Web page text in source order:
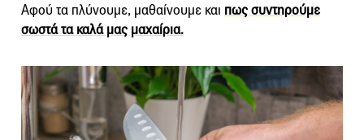
Αφού τα πλύνουμε, μαθαίνουμε και πως συντηρούμε
σωστά τα καλά μας μαχαίρια.